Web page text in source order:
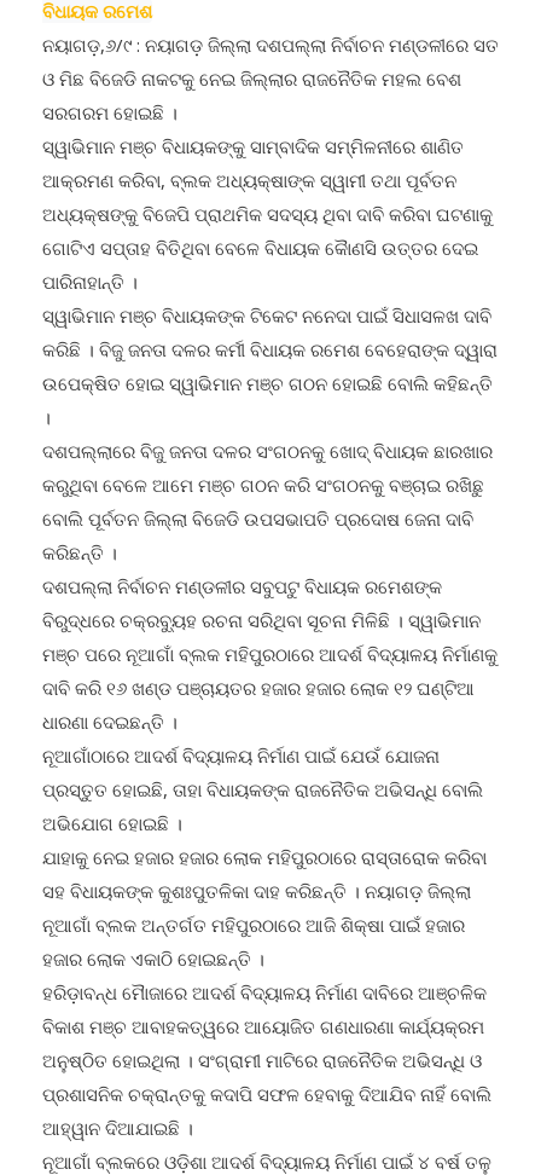
ନୟାଗଡ଼,୬/୯ : ନୟାଗଡ଼ ଜିଲ୍ଲା ଦଶପଲ୍ଲା ନିର୍ବାଚନ ମଣ୍ଡଳୀରେ ସତ
ଓ ମିଛ ବିଜେଡି ନାକଟକୁ ନେଇ ଜିଲ୍ଲାର ରାଜନୈତିକ ମହଲ ବେଶ
ସରଗରମ ହୋଇଛି ।
ସ୍ୱାଭିମାନ ମଞ୍ଚ ବିଧାୟକଙ୍କୁ ସାମ୍ବାଦିକ ସମ୍ମିଳନୀରେ ଶାଣିତ
ଆକ୍ରମଣ କରିବା, ବ୍ଲକ ଅଧ୍ୟକ୍ଷାଙ୍କ ସ୍ୱାମୀ ତଥା ପୂର୍ବତନ
ଅଧ୍ୟକ୍ଷଙ୍କୁ ବିଜେପି ପ୍ରାଥମିକ ସଦସ୍ୟ ଥିବା ଦାବି କରିବା ଘଟଣାକୁ
ଗୋଟିଏ ସପ୍ତାହ ବିତିଥିବା ବେଳେ ବିଧାୟକ କୈାଣସି ଉତ୍ତର ଦେଇ
ପାରିନାହାନ୍ତି ।
ସ୍ୱାଭିମାନ ମଞ୍ଚ ବିଧାୟକଙ୍କ ଟିକେଟ ନନେଦା ପାଇଁ ସିଧାସଳଖ ଦାବି
କରିଛି । ବିଜୁ ଜନତା ଦଳର କର୍ମୀ ବିଧାୟକ ରମେଶ ବେହେରାଙ୍କ ଦ୍ୱାରା
ଉପେକ୍ଷିତ ହୋଇ ସ୍ୱାଭିମାନ ମଞ୍ଚ ଗଠନ ହୋଇଛି ବୋଲି କହିଛନ୍ତି
।
ଦଶପଲ୍ଲାରେ ବିଜୁ ଜନତା ଦଳର ସଂଗଠନକୁ ଖୋଦ୍ ବିଧାୟକ ଛାରଖାର
କରୁଥିବା ବେଳେ ଆମେ ମଞ୍ଚ ଗଠନ କରି ସଂଗଠନକୁ ବଞ୍ଚାଇ ରଖିଛୁ
ବୋଲି ପୂର୍ବତନ ଜିଲ୍ଲା ବିଜେଡି ଉପସଭାପତି ପ୍ରଦୋଷ ଜେନା ଦାବି
କରିଛନ୍ତି ।
ଦଶପଲ୍ଲା ନିର୍ବାଚନ ମଣ୍ଡଳୀର ସବୁପଟୁ ବିଧାୟକ ରମେଶଙ୍କ
ବିରୁଦ୍ଧରେ ଚକ୍ରବ୍ୟୁହ ରଚନା ସରିଥିବା ସୂଚନା ମିଳିଛି । ସ୍ୱାଭିମାନ
ମଞ୍ଚ ପରେ ନୂଆଗାଁ ବ୍ଲକ ମହିପୁରଠାରେ ଆଦର୍ଶ ବିଦ୍ୟାଳୟ ନିର୍ମାଣକୁ
ଦାବି କରି ୧୬ ଖଣ୍ଡ ପଞ୍ଚାୟତର ହଜାର ହଜାର ଲୋକ ୧୨ ଘଣ୍ଟିଆ
ଧାରଣା ଦେଇଛନ୍ତି ।
ନୂଆଗାଁଠାରେ ଆଦର୍ଶ ବିଦ୍ୟାଳୟ ନିର୍ମାଣ ପାଇଁ ଯେଉଁ ଯୋଜନା
ପ୍ରସ୍ତୁତ ହୋଇଛି, ତାହା ବିଧାୟକଙ୍କ ରାଜନୈତିକ ଅଭିସନ୍ଧି ବୋଲି
ଅଭିଯୋଗ ହୋଇଛି ।
ଯାହାକୁ ନେଇ ହଜାର ହଜାର ଲୋକ ମହିପୁରଠାରେ ରାସ୍ତାରୋକ କରିବା
ସହ ବିଧାୟକଙ୍କ କୁଶଃପୁତଳିକା ଦାହ କରିଛନ୍ତି । ନୟାଗଡ଼ ଜିଲ୍ଲା
ନୂଆଗାଁ ବ୍ଲକ ଅନ୍ତର୍ଗତ ମହିପୁରଠାରେ ଆଜି ଶିକ୍ଷା ପାଇଁ ହଜାର
ହଜାର ଲୋକ ଏକାଠି ହୋଇଛନ୍ତି ।
ହରିଡ଼ାବନ୍ଧ ମୈାଜାରେ ଆଦର୍ଶ ବିଦ୍ୟାଳୟ ନିର୍ମାଣ ଦାବିରେ ଆଞ୍ଚଳିକ
ବିକାଶ ମଞ୍ଚ ଆବାହକତ୍ୱରେ ଆୟୋଜିତ ଗଣଧାରଣା କାର୍ଯ୍ୟକ୍ରମ
ଅନୁଷ୍ଠିତ ହୋଇଥିଲା । ସଂଗ୍ରାମୀ ମାଟିରେ ରାଜନୈତିକ ଅଭିସନ୍ଧି ଓ
ପ୍ରଶାସନିକ ଚକ୍ରାନ୍ତକୁ କଦାପି ସଫଳ ହେବାକୁ ଦିଆଯିବ ନାହିଁ ବୋଲି
ଆହ୍ୱାନ ଦିଆଯାଇଛି ।
ନୂଆଗାଁ ବ୍ଲକରେ ଓଡ଼ିଶା ଆଦର୍ଶ ବିଦ୍ୟାଳୟ ନିର୍ମାଣ ପାଇଁ ୪ ବର୍ଷ ତଳୁ